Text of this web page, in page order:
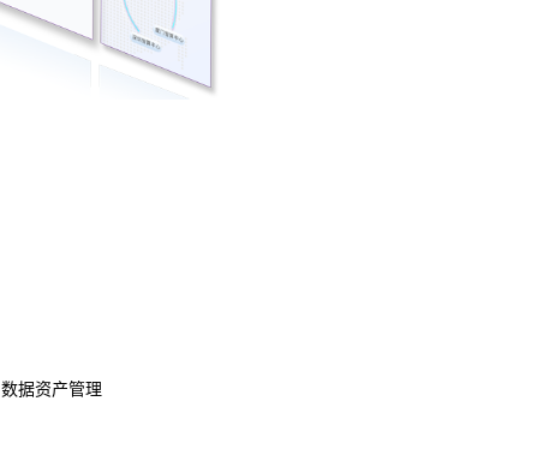
数据资产管理